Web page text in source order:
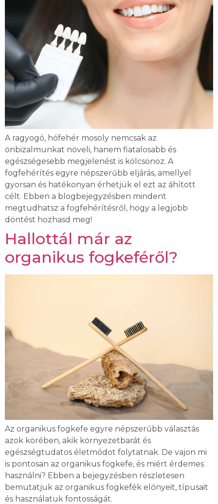
A ragyogó, hófehér mosoly nemcsak az
önbizalmunkat növeli, hanem fiatalosabb és
egészségesebb megjelenést is kölcsönöz. A
fogfehérítés egyre népszerűbb eljárás, amellyel
gyorsan és hatékonyan érhetjük el ezt az áhított
célt. Ebben a blogbejegyzésben mindent
megtudhatsz a fogfehérítésről, hogy a legjobb
döntést hozhasd meg!
Hallottál már az
organikus fogkeféről?
Az organikus fogkefe egyre népszerűbb választás
azok körében, akik környezetbarát és
egészségtudatos életmódot folytatnak. De vajon mi
is pontosan az organikus fogkefe, és miért érdemes
használni? Ebben a bejegyzésben részletesen
bemutatjuk az organikus fogkefék előnyeit, típusait
és használatuk fontosságát.